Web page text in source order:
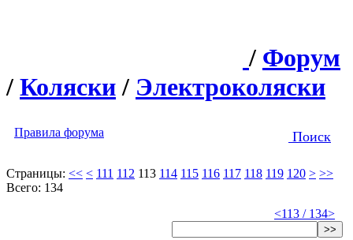
/ Форум
/ Коляски / Электроколяски
Правила форума Поиск
Страницы: << < 111 112 113 114 115 116 117 118 119 120 > >>
Всего: 134
<113 / 134>
>>